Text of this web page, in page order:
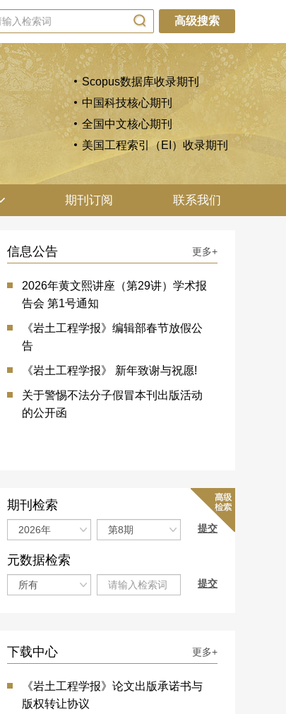
高级搜索
Scopus数据库收录期刊
中国科技核心期刊
全国中文核心期刊
美国工程索引（EI）收录期刊
期刊订阅 联系我们
信息公告 更多+
2026年黄文熙讲座（第29讲）学术报
告会 第1号通知
《岩土工程学报》编辑部春节放假公
告
《岩土工程学报》 新年致谢与祝愿!
关于警惕不法分子假冒本刊出版活动
的公开函
期刊检索
元数据检索
下载中心 更多+
《岩土工程学报》论文出版承诺书与
版权转让协议